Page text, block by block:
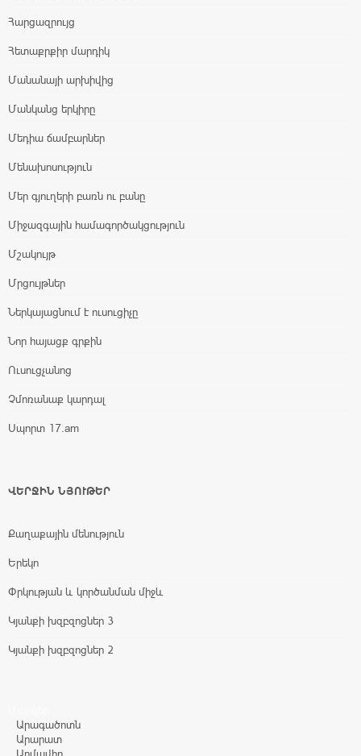
Հարցազրույց
Հետաքրքիր մարդիկ
Մանանայի արխիվից
Մանկանց երկիրը
Մեդիա ճամբարներ
Մենախոսություն
Մեր գյուղերի բառն ու բանը
Միջազգային համագործակցություն
Մշակույթ
Մրցույթներ
Ներկայացնում է ուսուցիչը
Նոր հայացք գրքին
Ուսուցչանոց
Չմոռանաք կարդալ
Սպորտ 17.am
ՎԵՐՋԻՆ ՆՅՈՒԹԵՐ
Քաղաքային մենություն
Երեկո
Փրկության և կործանման միջև
Կյանքի խզբզոցներ 3
Կյանքի խզբզոցներ 2
Արագածոտն
Արարատ
Արմավիր